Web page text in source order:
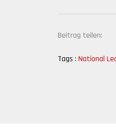
Beitrag teilen:
Tags : National